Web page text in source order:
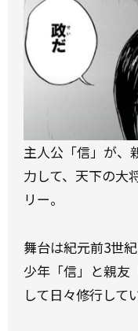
主人公「信」が、
力して、天下の大
リー。
舞台は紀元前3世
少年「信」と親友
して日々修行して